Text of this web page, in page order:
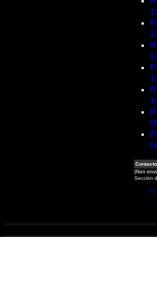
Contacto
(Non
Sección